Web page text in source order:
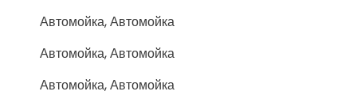
Автомойка, Автомойка
Автомойка, Автомойка
Автомойка, Автомойка